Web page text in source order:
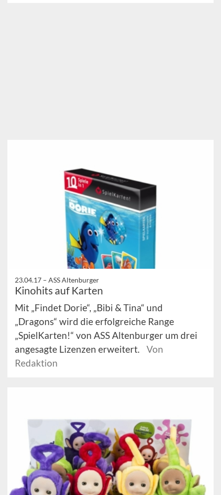
23.04.17 – ASS Altenburger
Kinohits auf Karten
Mit „Findet Dorie“, „Bibi & Tina“ und
„Dragons“ wird die erfolgreiche Range
„SpielKarten!“ von ASS Altenburger um drei
angesagte Lizenzen erweitert.
Von
Redaktion